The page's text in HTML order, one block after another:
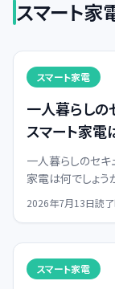
スマート家
スマート家電
一人暮らしの
スマート家電
一人暮らしのセキ
家電は何でしょ
も得られるスマー
2026年7月13日読
スマート家電